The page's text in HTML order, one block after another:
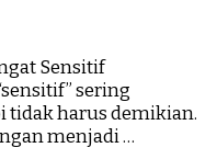
Sensitif
sering
tidak harus demikian.
menjadi …